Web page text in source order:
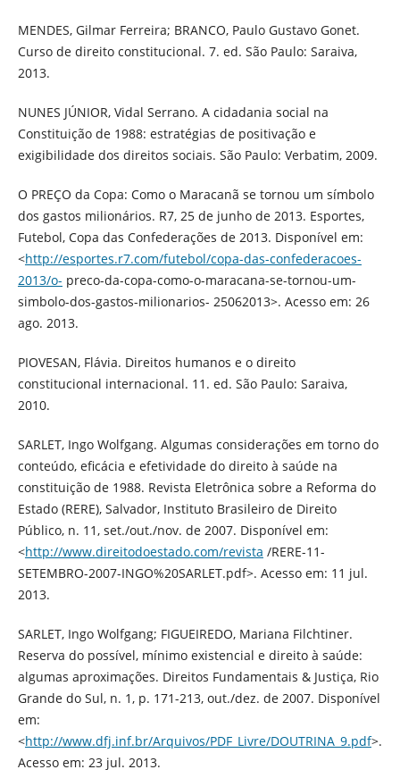
MENDES, Gilmar Ferreira; BRANCO, Paulo Gustavo Gonet.
Curso de direito constitucional. 7. ed. São Paulo: Saraiva,
2013.
NUNES JÚNIOR, Vidal Serrano. A cidadania social na
Constituição de 1988: estratégias de positivação e
exigibilidade dos direitos sociais. São Paulo: Verbatim, 2009.
O PREÇO da Copa: Como o Maracanã se tornou um símbolo
dos gastos milionários. R7, 25 de junho de 2013. Esportes,
Futebol, Copa das Confederações de 2013. Disponível em:
<http://esportes.r7.com/futebol/copa-das-confederacoes-
2013/o- preco-da-copa-como-o-maracana-se-tornou-um-
simbolo-dos-gastos-milionarios- 25062013>. Acesso em: 26
ago. 2013.
PIOVESAN, Flávia. Direitos humanos e o direito
constitucional internacional. 11. ed. São Paulo: Saraiva,
2010.
SARLET, Ingo Wolfgang. Algumas considerações em torno do
conteúdo, eficácia e efetividade do direito à saúde na
constituição de 1988. Revista Eletrônica sobre a Reforma do
Estado (RERE), Salvador, Instituto Brasileiro de Direito
Público, n. 11, set./out./nov. de 2007. Disponível em:
<http://www.direitodoestado.com/revista /RERE-11-
SETEMBRO-2007-INGO%20SARLET.pdf>. Acesso em: 11 jul.
2013.
SARLET, Ingo Wolfgang; FIGUEIREDO, Mariana Filchtiner.
Reserva do possível, mínimo existencial e direito à saúde:
algumas aproximações. Direitos Fundamentais & Justiça, Rio
Grande do Sul, n. 1, p. 171-213, out./dez. de 2007. Disponível
em:
<http://www.dfj.inf.br/Arquivos/PDF_Livre/DOUTRINA_9.pdf>.
Acesso em: 23 jul. 2013.